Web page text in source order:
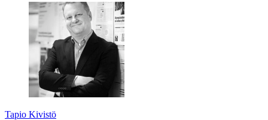
Tapio Kivistö